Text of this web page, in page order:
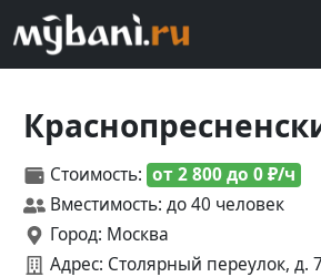
Стоимость: от 2 800 до 0 ₽/ч
Вместимость: до 40 человек
Город: Москва
Адрес: Столярный переулок, д.